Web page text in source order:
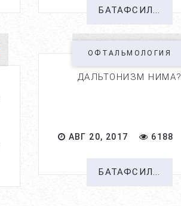
БАТАФСИЛ...
ОФТАЛЬМОЛОГИЯ
ДАЛЬТОНИЗМ НИМА?
АВГ 20, 2017 6188
БАТАФСИЛ...